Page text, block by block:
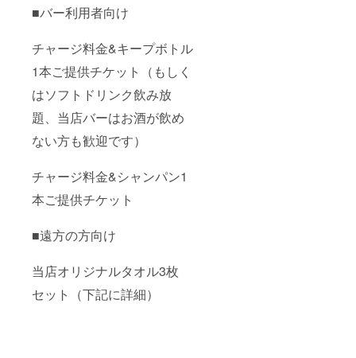
■バー利用者向け
チャージ料金&キープボトル
1本ご提供チケット（もしく
はソフトドリンク飲み放
題、当店バーはお酒が飲め
ない方も歓迎です）
チャージ料金&シャンパン1
本ご提供チケット
■遠方の方向け
当店オリジナルタオル3枚
セット（下記に詳細）